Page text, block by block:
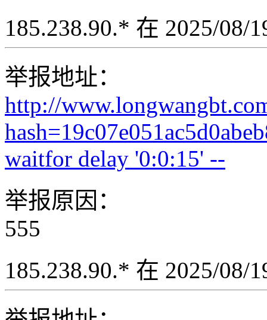
185.238.90.* 在 2025/08/
举报地址：
http://
waitfor delay '0:0:15' --
举报原因：
555
185.238.90.* 在 2025/08/